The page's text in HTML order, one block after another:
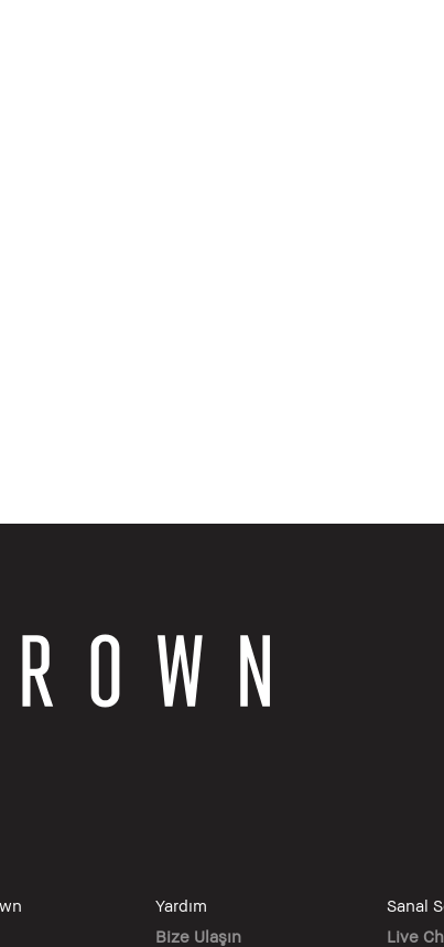
Yardım
Bize Ulaşın
Sanal
Live